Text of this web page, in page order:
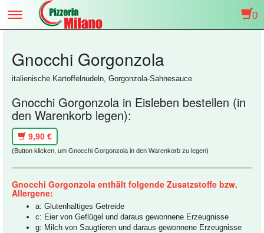
Toggle
navigation
0
Gnocchi Gorgonzola
italienische Kartoffelnudeln, Gorgonzola-Sahnesauce
Gnocchi Gorgonzola in Eisleben bestellen (in
den Warenkorb legen):
9,90 €
(Button klicken, um Gnocchi Gorgonzola in den Warenkorb zu legen)
Gnocchi Gorgonzola enthält folgende Zusatzstoffe bzw.
Allergene:
a: Glutenhaltiges Getreide
c: Eier von Geflügel und daraus gewonnene Erzeugnisse
g: Milch von Saugtieren und daraus gewonnene Erzeugnisse